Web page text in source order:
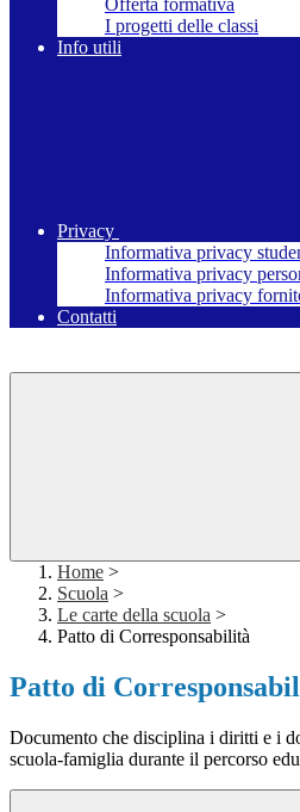
Offerta formativa
I progetti delle classi
Info utili
Privacy
Informativa privacy
Informativa privacy
Informativa privacy
Contatti
Home >
Scuola >
Le carte della scuola >
Patto di Corresponsabilità
Patto di
Documento che disciplina i diritti e i
scuola-famiglia durante il percorso